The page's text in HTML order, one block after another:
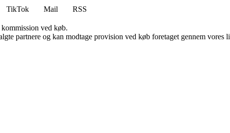
TikTok Mail
RSS
ved køb.
partnere og kan modtage provision ved køb foretaget gennem